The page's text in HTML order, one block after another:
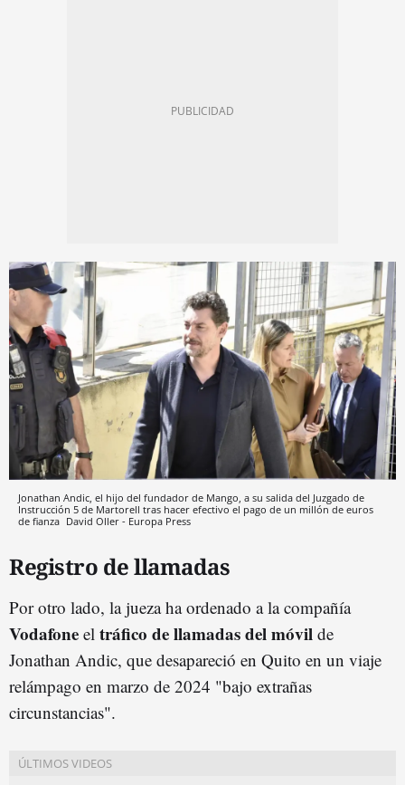
Jonathan Andic, el hijo del fundador de Mango, a su salida del Juzgado de
Instrucción 5 de Martorell tras hacer efectivo el pago de un millón de euros
de fianza David Oller - Europa Press
Registro de llamadas
Por otro lado, la jueza ha ordenado a la compañía
Vodafone el tráfico de llamadas del móvil de
Jonathan Andic, que desapareció en Quito en un viaje
relámpago en marzo de 2024 "bajo extrañas
circunstancias".